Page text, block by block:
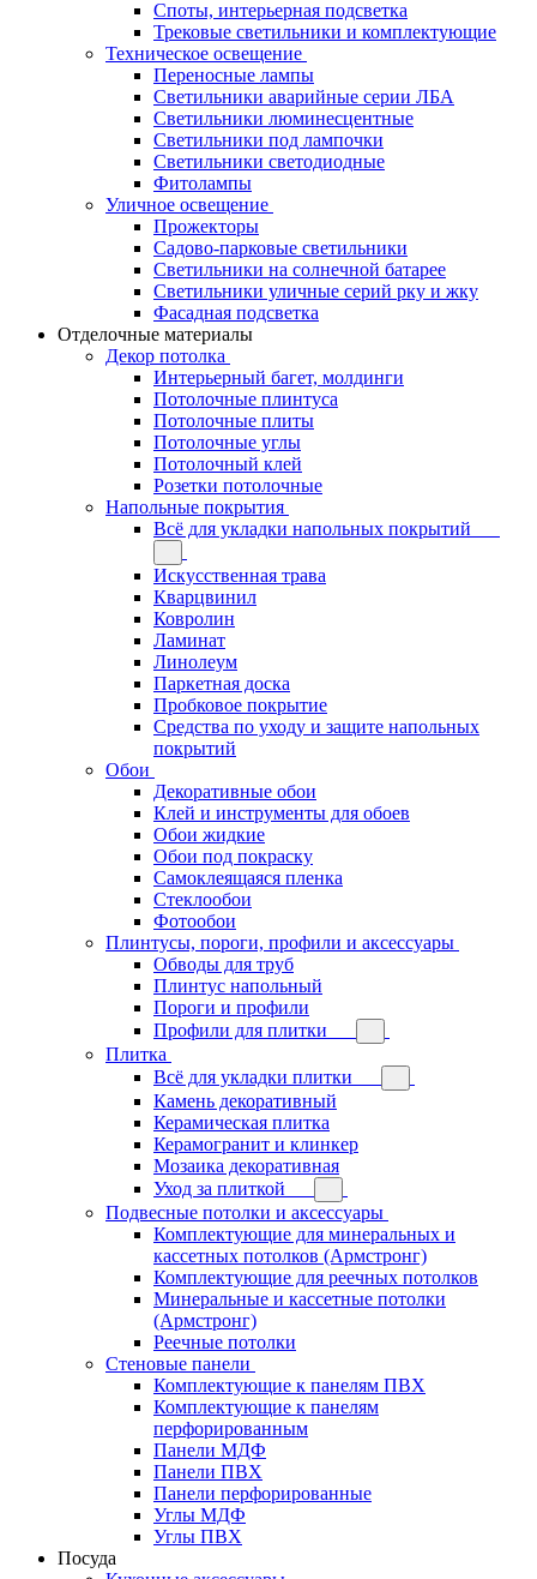
Споты, интерьерная подсветка
Трековые светильники и комплектующие
Техническое освещение
Переносные лампы
Светильники аварийные серии ЛБА
Светильники люминесцентные
Светильники под лампочки
Светильники светодиодные
Фитолампы
Уличное освещение
Прожекторы
Садово-парковые светильники
Светильники на солнечной батарее
Светильники уличные серий рку и жку
Фасадная подсветка
Отделочные материалы
Декор потолка
Интерьерный багет, молдинги
Потолочные плинтуса
Потолочные плиты
Потолочные углы
Потолочный клей
Розетки потолочные
Напольные покрытия
Всё для укладки напольных покрытий
Искусственная трава
Кварцвинил
Ковролин
Ламинат
Линолеум
Паркетная доска
Пробковое покрытие
Средства по уходу и защите напольных
покрытий
Обои
Декоративные обои
Клей и инструменты для обоев
Обои жидкие
Обои под покраску
Самоклеящаяся пленка
Стеклообои
Фотообои
Плинтусы, пороги, профили и аксессуары
Обводы для труб
Плинтус напольный
Пороги и профили
Профили для плитки
Плитка
Всё для укладки плитки
Камень декоративный
Керамическая плитка
Керамогранит и клинкер
Мозаика декоративная
Уход за плиткой
Подвесные потолки и аксессуары
Комплектующие для минеральных и
кассетных потолков (Армстронг)
Комплектующие для реечных потолков
Минеральные и кассетные потолки
(Армстронг)
Реечные потолки
Стеновые панели
Комплектующие к панелям ПВХ
Комплектующие к панелям
перфорированным
Панели МДФ
Панели ПВХ
Панели перфорированные
Углы МДФ
Углы ПВХ
Посуда